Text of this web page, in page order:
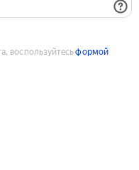
воспользуйтесьформой